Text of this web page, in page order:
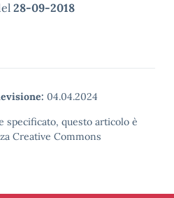
28-09-2018
04.04.2024
specificato, questo articolo è
Creative Commons